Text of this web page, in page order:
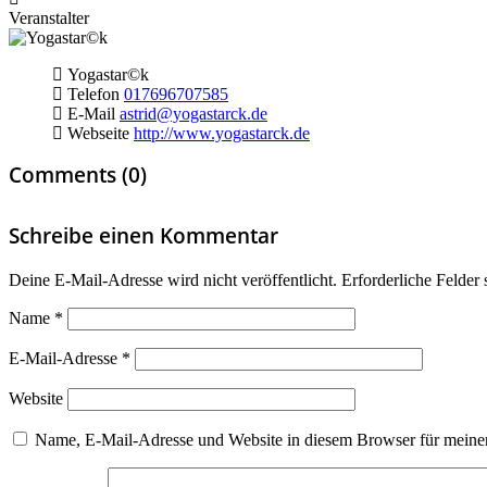
Veranstalter
Yogastar©k
Telefon 017696707585
E-Mail astrid@yogastarck.de
Webseite http://www.yogastarck.de
Comments (0)
Schreibe einen Kommentar
Deine E-Mail-Adresse wird nicht veröffentlicht. Erforderliche Felder
Name *
E-Mail-Adresse *
Website
Name, E-Mail-Adresse und Website in diesem Browser für